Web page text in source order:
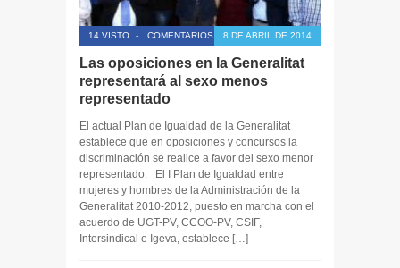
14 VISTO - COMENTARIOS CERRADOS8 DE ABRIL DE 2014
Las oposiciones en la Generalitat
representará al sexo menos
representado
El actual Plan de Igualdad de la Generalitat
establece que en oposiciones y concursos la
discriminación se realice a favor del sexo menor
representado. El I Plan de Igualdad entre
mujeres y hombres de la Administración de la
Generalitat 2010-2012, puesto en marcha con el
acuerdo de UGT-PV, CCOO-PV, CSIF,
Intersindical e Igeva, establece […]